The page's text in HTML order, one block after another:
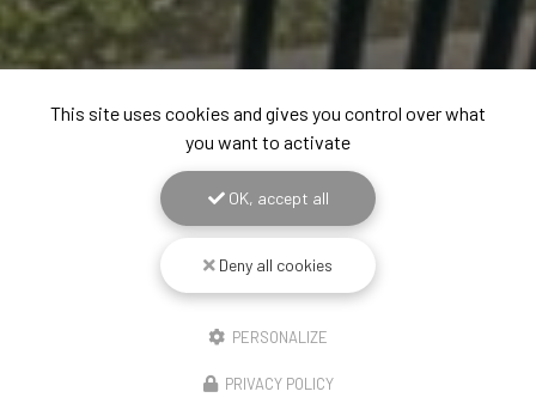
This site uses cookies and gives you control over what
you want to activate
OK, accept all
Deny all cookies
PERSONALIZE
PRIVACY POLICY